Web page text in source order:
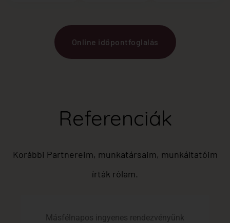
Online időpontfoglalás
Referenciák
Korábbi Partnereim, munkatársaim, munkáltatóim
írták rólam.
Másfélnapos ingyenes rendezvényünk